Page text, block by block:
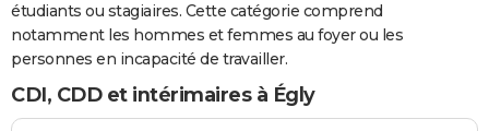
étudiants ou stagiaires. Cette catégorie comprend
notamment les hommes et femmes au foyer ou les
personnes en incapacité de travailler.
CDI, CDD et intérimaires à Égly